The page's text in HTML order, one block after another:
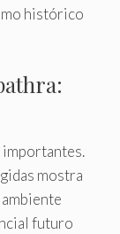
histórico
importantes.
mostra
futuro